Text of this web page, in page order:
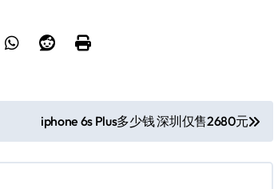
iphone 6s Plus多少钱 深圳仅售2680元